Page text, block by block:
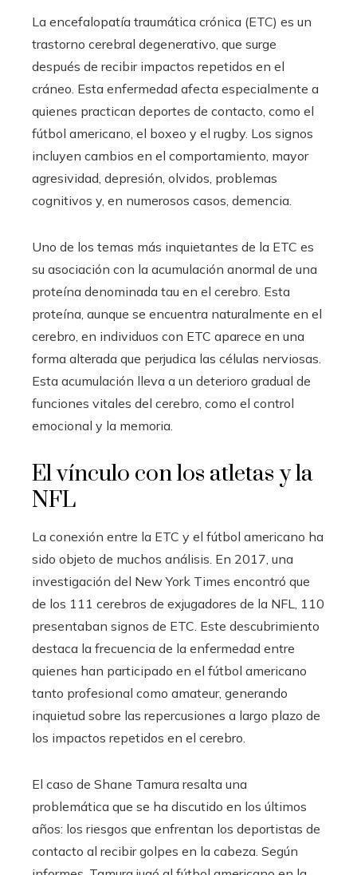
La encefalopatía traumática crónica (ETC) es un
trastorno cerebral degenerativo, que surge
después de recibir impactos repetidos en el
cráneo. Esta enfermedad afecta especialmente a
quienes practican deportes de contacto, como el
fútbol americano, el boxeo y el rugby. Los signos
incluyen cambios en el comportamiento, mayor
agresividad, depresión, olvidos, problemas
cognitivos y, en numerosos casos, demencia.
Uno de los temas más inquietantes de la ETC es
su asociación con la acumulación anormal de una
proteína denominada tau en el cerebro. Esta
proteína, aunque se encuentra naturalmente en el
cerebro, en individuos con ETC aparece en una
forma alterada que perjudica las células nerviosas.
Esta acumulación lleva a un deterioro gradual de
funciones vitales del cerebro, como el control
emocional y la memoria.
El vínculo con los atletas y la
NFL
La conexión entre la ETC y el fútbol americano ha
sido objeto de muchos análisis. En 2017, una
investigación del New York Times encontró que
de los 111 cerebros de exjugadores de la NFL, 110
presentaban signos de ETC. Este descubrimiento
destaca la frecuencia de la enfermedad entre
quienes han participado en el fútbol americano
tanto profesional como amateur, generando
inquietud sobre las repercusiones a largo plazo de
los impactos repetidos en el cerebro.
El caso de Shane Tamura resalta una
problemática que se ha discutido en los últimos
años: los riesgos que enfrentan los deportistas de
contacto al recibir golpes en la cabeza. Según